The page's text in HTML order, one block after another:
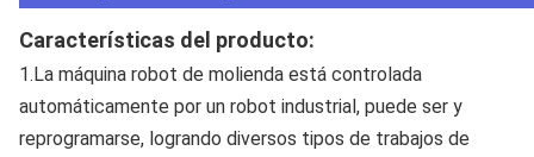
Características del producto:
1.La máquina robot de molienda está controlada
automáticamente por un robot industrial, puede ser y
reprogramarse, logrando diversos tipos de trabajos de